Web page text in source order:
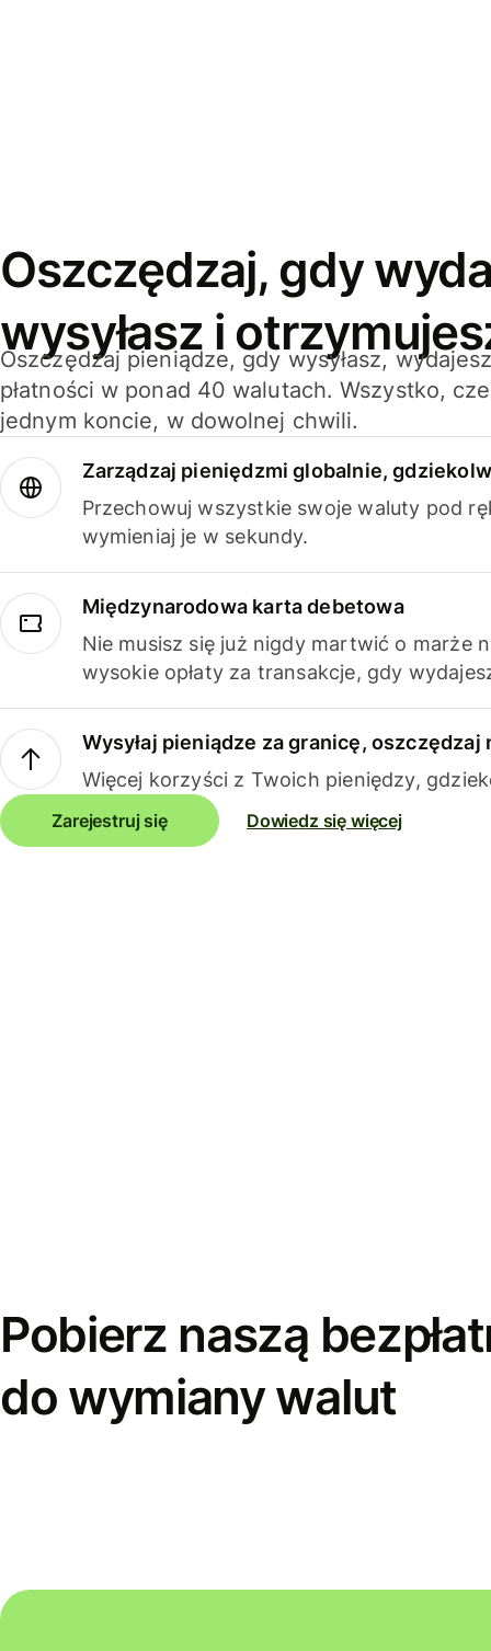
Oszczędzaj, gdy
wysyłasz i
Oszczędzaj pieniądze, gdy wysyłasz,
płatności w ponad 40 walutach. Wszystko,
jednym koncie, w dowolnej chwili.
Zarządzaj pieniędzmi globalnie,
Przechowuj wszystkie swoje waluty pod
wymieniaj je w sekundy.
Międzynarodowa karta debetowa
Nie musisz się już nigdy martwić o marże
wysokie opłaty za transakcje, gdy
Wysyłaj pieniądze za granicę, oszczędzaj
Więcej korzyści z Twoich pieniędzy,
Zarejestruj się Dowiedz się więcej
Pobierz naszą
do wymiany walut